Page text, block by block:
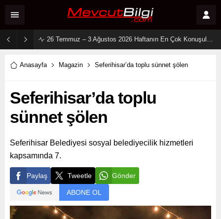
2 Ağustos 2026 Sosyal Medya Reyting Sonuçları: “Daha 17” Ekranlara Ambargo Koydu!
Anasayfa Magazin Seferihisar’da toplu sünnet şölen
Seferihisar’da toplu
sünnet şölen
Seferihisar Belediyesi sosyal belediyecilik hizmetleri
kapsamında 7.
Paylaş Tweetle Gönder
ABONE OL